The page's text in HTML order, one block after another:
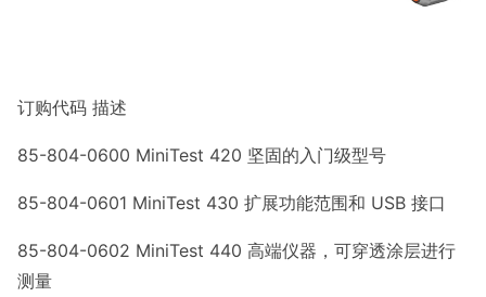
订购代码 描述
85-804-0600 MiniTest 420 坚固的入门级型号
85-804-0601 MiniTest 430 扩展功能范围和 USB 接口
85-804-0602 MiniTest 440 高端仪器，可穿透涂层进行
测量